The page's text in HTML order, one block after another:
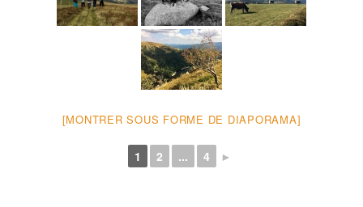
[MONTRER SOUS FORME DE DIAPORAMA]
1 2 ... 4 ►